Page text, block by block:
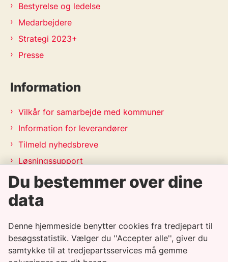
Bestyrelse og ledelse
Medarbejdere
Strategi 2023+
Presse
Information
Vilkår for samarbejde med kommuner
Information for leverandører
Tilmeld nyhedsbreve
Løsningssupport
Releasekalender
APV-handleplan 2026
Genveje
Informationssikkerhedspolitik
Du bestemmer over dine
data
Denne hjemmeside benytter cookies fra tredjepart til
besøgsstatistik. Vælger du ''Accepter alle'', giver du
samtykke til at tredjepartsservices må gemme